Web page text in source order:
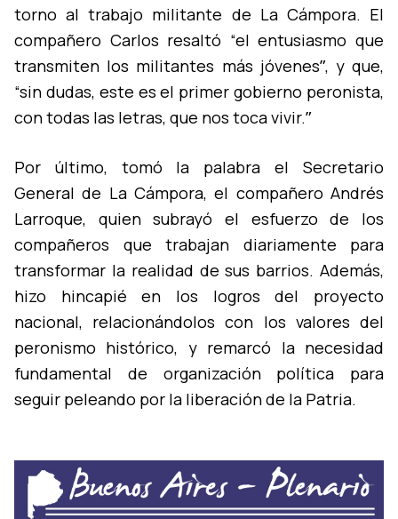
torno al trabajo militante de La Cámpora. El
compañero Carlos resaltó “el entusiasmo que
transmiten los militantes más jóvenesˮ, y que,
“sin dudas, este es el primer gobierno peronista,
con todas las letras, que nos toca vivir.ˮ
Por último, tomó la palabra el Secretario
General de La Cámpora, el compañero Andrés
Larroque, quien subrayó el esfuerzo de los
compañeros que trabajan diariamente para
transformar la realidad de sus barrios. Además,
hizo hincapié en los logros del proyecto
nacional, relacionándolos con los valores del
peronismo histórico, y remarcó la necesidad
fundamental de organización polí­tica para
seguir peleando por la liberación de la Patria.